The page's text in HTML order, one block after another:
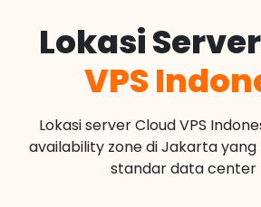
Lokasi Server
VPS
Lokasi server Cloud VPS
availability zone di Jakarta
standar data center